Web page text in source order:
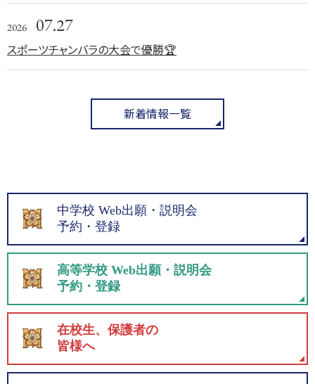
2026 07.27
スポーツチャンバラの大会で優勝🏆
新着情報一覧
中学校 Web出願・説明会
予約・登録
高等学校 Web出願・説明会
予約・登録
在校生、保護者の
皆様へ